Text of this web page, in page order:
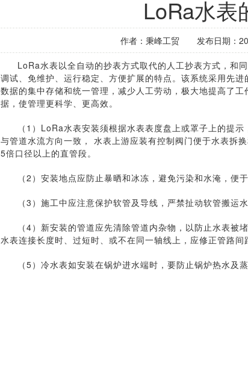
LoRa水表
作者：秉峰工贸 发布日期：
LoRa水表以全自动的抄表方式取代的人工抄表方式，和
调试、免维护、运行稳定、方便扩展的特点。该系统采用先
数据的集中存储和统一管理，减少人工劳动，极大地提高了
据，使管理更科学、更高效。
（1）LoRa水表安装须根据水表表度盘上或罩子上的提
与管道水流方向一致， 水表上游应装有控制阀门便于水表拆
5倍口径以上的直管段。
（2）安装地点应防止暴晒和冰冻，避免污染和水淹，便
（3）施工中应注意保护软管及导线，严禁扯动软管搬运
（4）新安装的管道应先清除管道内杂物，以防止水表
水表连接长度时、过短时、或不在同一轴线上，应修正管路间
（5）冷水表如安装在锅炉进水端时，要防止锅炉热水及